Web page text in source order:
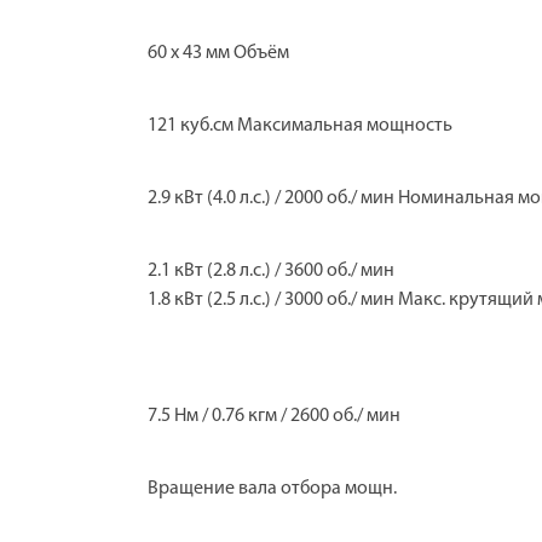
60 х 43 мм Объём
121 куб.см Максимальная мощность
2.9 кВт (4.0 л.с.) / 2000 об./ мин Номинальная
2.1 кВт (2.8 л.с.) / 3600 об./ мин
1.8 кВт (2.5 л.с.) / 3000 об./ мин Макс. крутящий
7.5 Нм / 0.76 кгм / 2600 об./ мин
Вращение вала отбора мощн.